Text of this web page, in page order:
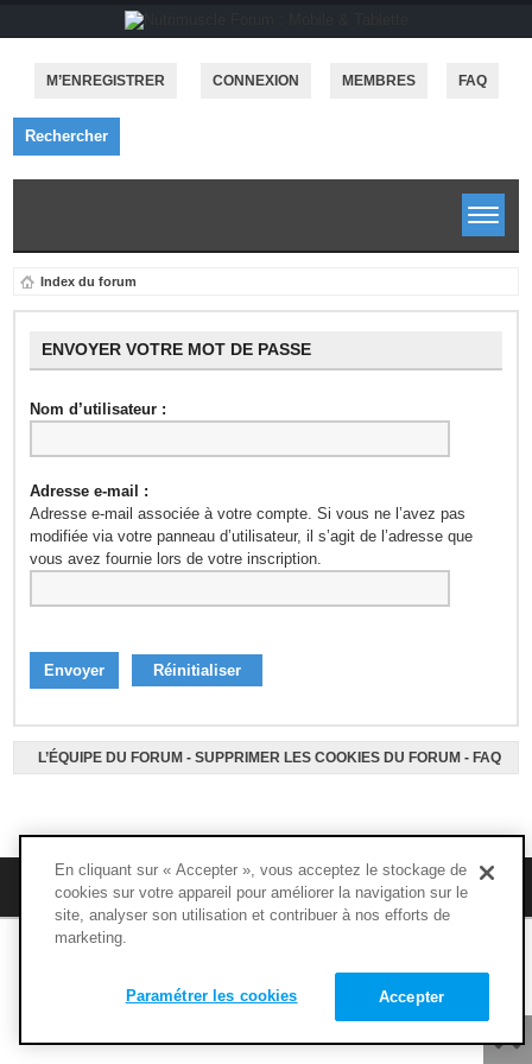
M’ENREGISTRER CONNEXION MEMBRES FAQ
Rechercher
Index du forum
ENVOYER VOTRE MOT DE PASSE
Nom d’utilisateur :
Adresse e-mail :
Adresse e-mail associée à votre compte. Si vous ne l’avez pas
modifiée via votre panneau d’utilisateur, il s’agit de l’adresse que
vous avez fournie lors de votre inscription.
L’ÉQUIPE DU FORUM - SUPPRIMER LES COOKIES DU FORUM - FAQ
M’enregistrer FAQ
Copyright © 1994 - 2020 - NUTRIMUSCLE - Tous droits réservés
En cliquant sur « Accepter », vous acceptez le stockage de
cookies sur votre appareil pour améliorer la navigation sur le
site, analyser son utilisation et contribuer à nos efforts de
marketing.
Accepter
Paramétrer les cookies